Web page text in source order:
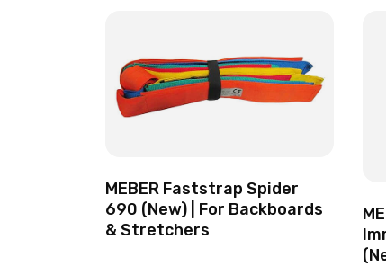
MEBER Faststrap Spider
690 (New) | For Backboards
& Stretchers